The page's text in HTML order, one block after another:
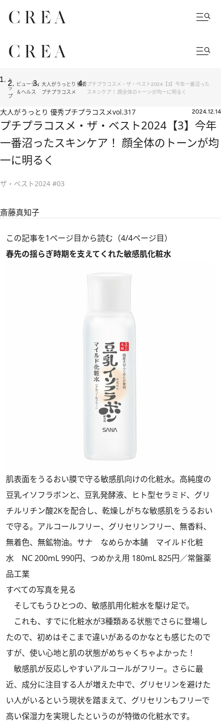
ト
ッ
プ
ビューティ
＆ヘルス
大人がうっとり 優秀
プチプラコスメ
プチプラコスメ・ザ・ベスト2024【3】今年一番沼った
スキンケア！ 顔全体のトーンが均一に明るく
大人がうっとり 優秀プチプラコスメvol.317 2024.12.14
プチプラコスメ・ザ・ベスト2024【3】今年
一番沼ったスキンケア！ 顔全体のトーンが均
一に明るく
ザ・ベスト2024 #03
斎藤真知子
この記事を1ページ目から読む（4/4ページ目）
春先の揺らぎ時期を支えてくれた敏感肌化粧水
肌表面をうるおい膜で守る敏感肌向けの化粧水。高純度の
豆乳イソフラボンと、豆乳発酵液、ヒト型セラミド、グリ
チルリチン酸2Kを配合し、乾燥しがちな敏感肌をうるおい
で守る。アルコールフリー、グリセリンフリー、無香料、
無着色、無鉱物油。サナ なめらか本舗 マイルド化粧
水 NC 200mL 990円、つめかえ用 180mL 825円／常盤薬
品工業
すべての写真を見る
そしてもうひとつの、敏感肌用化粧水を駆け足で。
これも、すでに化粧水が3種類ある状態でさらに登場し
たので、初めはそこまで違いがあるのかなとも感じたので
すが、使い心地と肌の状態がめちゃくちゃよかった！
敏感肌が反応しやすいアルコールがフリー。さらに最
近、成分に注目する人が増えた中で、グリセリンを避けた
い人がいるという現状を踏まえて、グリセリンもフリーで
高い保湿力を実現したというのが特徴の化粧水です。